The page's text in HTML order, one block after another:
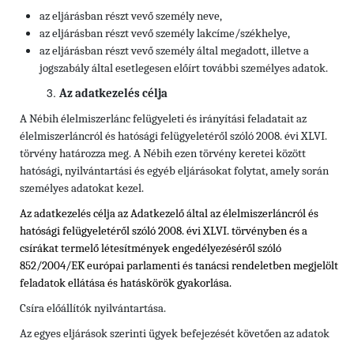
az eljárásban részt vevő személy neve,
az eljárásban részt vevő személylakcíme/székhelye,
az eljárásban részt vevő személy által megadott, illetve a
jogszabály által esetlegesen előírt további személyes adatok.
Az adatkezelés célja
A Nébih élelmiszerlánc felügyeleti és irányítási feladatait az
élelmiszerláncról és hatósági felügyeletéről szóló 2008. évi XLVI.
törvény határozza meg. A Nébih ezen törvény keretei között
hatósági, nyilvántartási és egyéb eljárásokat folytat, amely során
személyes adatokat kezel.
Az adatkezelés célja az Adatkezelő által az élelmiszerláncról és
hatósági felügyeletéről szóló 2008. évi XLVI. törvényben és a
csírákat termelő létesítmények engedélyezésérőlszóló
852/2004/EK európai parlamenti és tanácsi rendeletbenmegjelölt
feladatok ellátása és hatáskörök gyakorlása.
Csíra előállítók nyilvántartása.
Az egyes eljárások szerinti ügyek befejezését követően az adatok